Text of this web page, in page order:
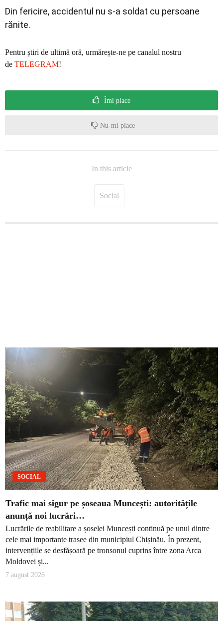
Din fericire, accidentul nu s-a soldat cu persoane
rănite.
Pentru știri de ultimă oră, urmărește-ne pe canalul nostru
de TELEGRAM!
Îmi place
Nu-mi place
In this article
Social
SOCIAL
Trafic mai sigur pe șoseaua Muncești: autoritățile
anunță noi lucrări…
Lucrările de reabilitare a șoselei Muncești continuă pe unul dintre
cele mai importante trasee din municipiul Chișinău. În prezent,
intervențiile se desfășoară pe tronsonul cuprins între zona Arca
Moldovei și...
7 august 2026